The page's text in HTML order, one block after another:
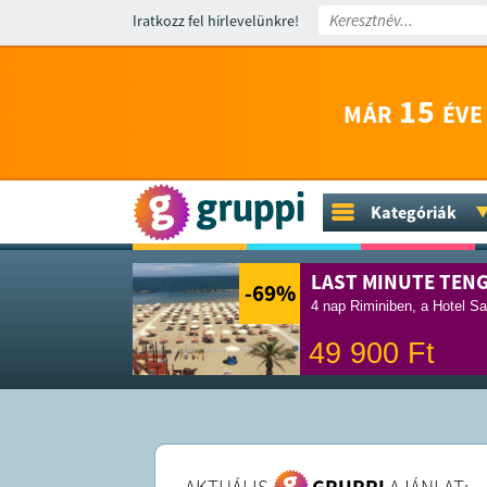
Iratkozz fel hírlevelünkre!
MÁR 15
Kategóriák
-69% LAST MINUTE
4 nap Riminiben, a Hotel
49 900 Ft